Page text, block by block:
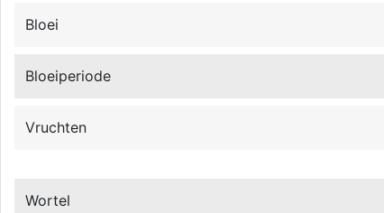
Bloei
Bloeiperiode
Vruchten
Wortel